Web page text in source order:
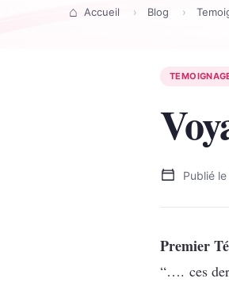
Accueil Blog
Publié le
Premier
“…. ces